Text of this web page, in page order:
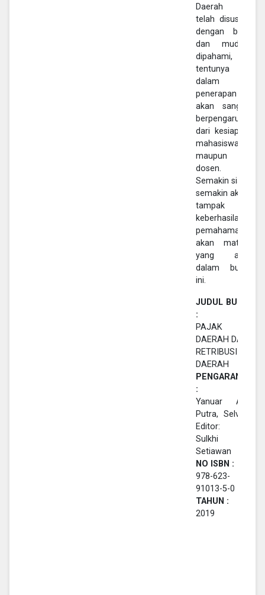
Daerah ini
telah disusun
dengan baik
dan mudah
dipahami,
tentunya
dalam
penerapan
akan sangat
berpengaruh
dari kesiapan
mahasiswa
maupun
dosen.
Semakin siap,
semakin akan
tampak
keberhasilan
pemahaman
akan materi
yang ada
dalam buku
ini.
JUDUL BUKU
:
PAJAK
DAERAH DAN
RETRIBUSI
DAERAH
PENGARANG
:
Yanuar Adi
Putra, Selvi ;
Editor: M.
Sulkhi
Setiawan
NO ISBN :
978-623-
91013-5-0
TAHUN :
2019